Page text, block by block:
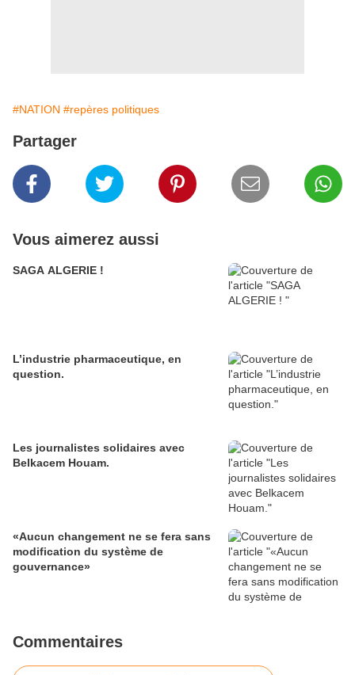
#NATION #repères politiques
Partager
Vous aimerez aussi
SAGA ALGERIE !
L’industrie pharmaceutique, en
question.
Les journalistes solidaires avec
Belkacem Houam.
«Aucun changement ne se fera sans
modification du système de
gouvernance»
Commentaires